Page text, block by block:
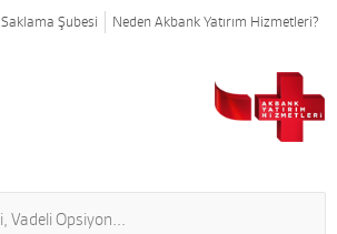
Saklama Şubesi Neden Akbank Yatırım Hizmetleri?